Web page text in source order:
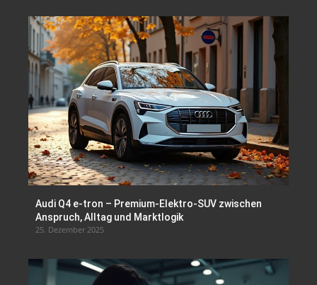
Audi Q4 e-tron – Premium-Elektro-SUV zwischen
Anspruch, Alltag und Marktlogik
25. Dezember 2025